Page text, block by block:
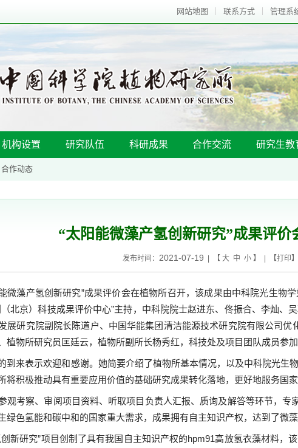
网站地图 联系方式 管理系
机构设置 研究队伍 科研成果 合作交流 研究生教
合作动态
“太阳能微藻产氢创新研究”成果评价
发布时间： 2021-07-19 | 【 大 中 小】 | 【打印
微藻产氢创新研究”成果评价会在植物所召开，该成果由中科院光生物
北京）科技成果评价中心”主持，中科院院士赵进东、佟振合、李灿、
展研究院副院长陈道户、中国华能集团清洁能源技术研究院有限公司优
植物所研究员匡廷云，植物所副所长杨秀红，科技处及项目团队成员参加
到来表示欢迎和感谢。她简要介绍了植物所基本情况，以及中科院光生
将积极推动具有重要应用价值的基础研究成果转化落地，更好地服务国家
观考察、审阅项目资料、听取项目负责人汇报、质询及解答等环节，专
绿色氢能和碳中和的国家重大需求，成果拥有自主知识产权， 达到了微
新研究”项目创制了具有我国自主知识产权的hpm91高放氢衣藻材料，